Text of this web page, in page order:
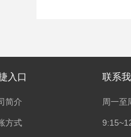
入口
简介
方式
联系
周一至